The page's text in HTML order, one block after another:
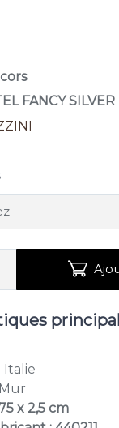
FANCY SILVER
: Italie
x 2,5 cm